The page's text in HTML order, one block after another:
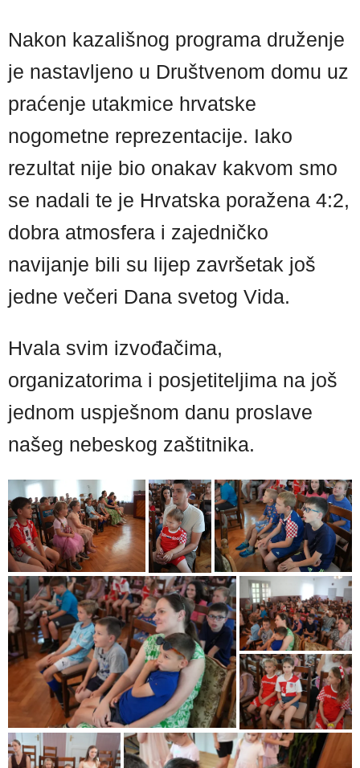
Nakon kazališnog programa druženje
je nastavljeno u Društvenom domu uz
praćenje utakmice hrvatske
nogometne reprezentacije. Iako
rezultat nije bio onakav kakvom smo
se nadali te je Hrvatska poražena 4:2,
dobra atmosfera i zajedničko
navijanje bili su lijep završetak još
jedne večeri Dana svetog Vida.
Hvala svim izvođačima,
organizatorima i posjetiteljima na još
jednom uspješnom danu proslave
našeg nebeskog zaštitnika.